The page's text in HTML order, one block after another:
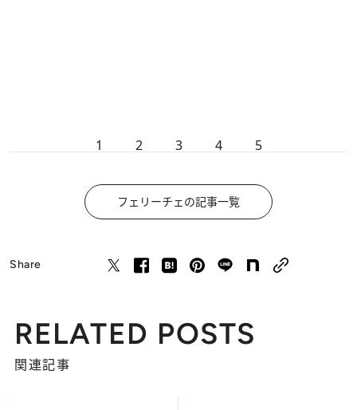
1 2 3 4 5
フェリーチェの記事一覧
Share
RELATED POSTS
関連記事